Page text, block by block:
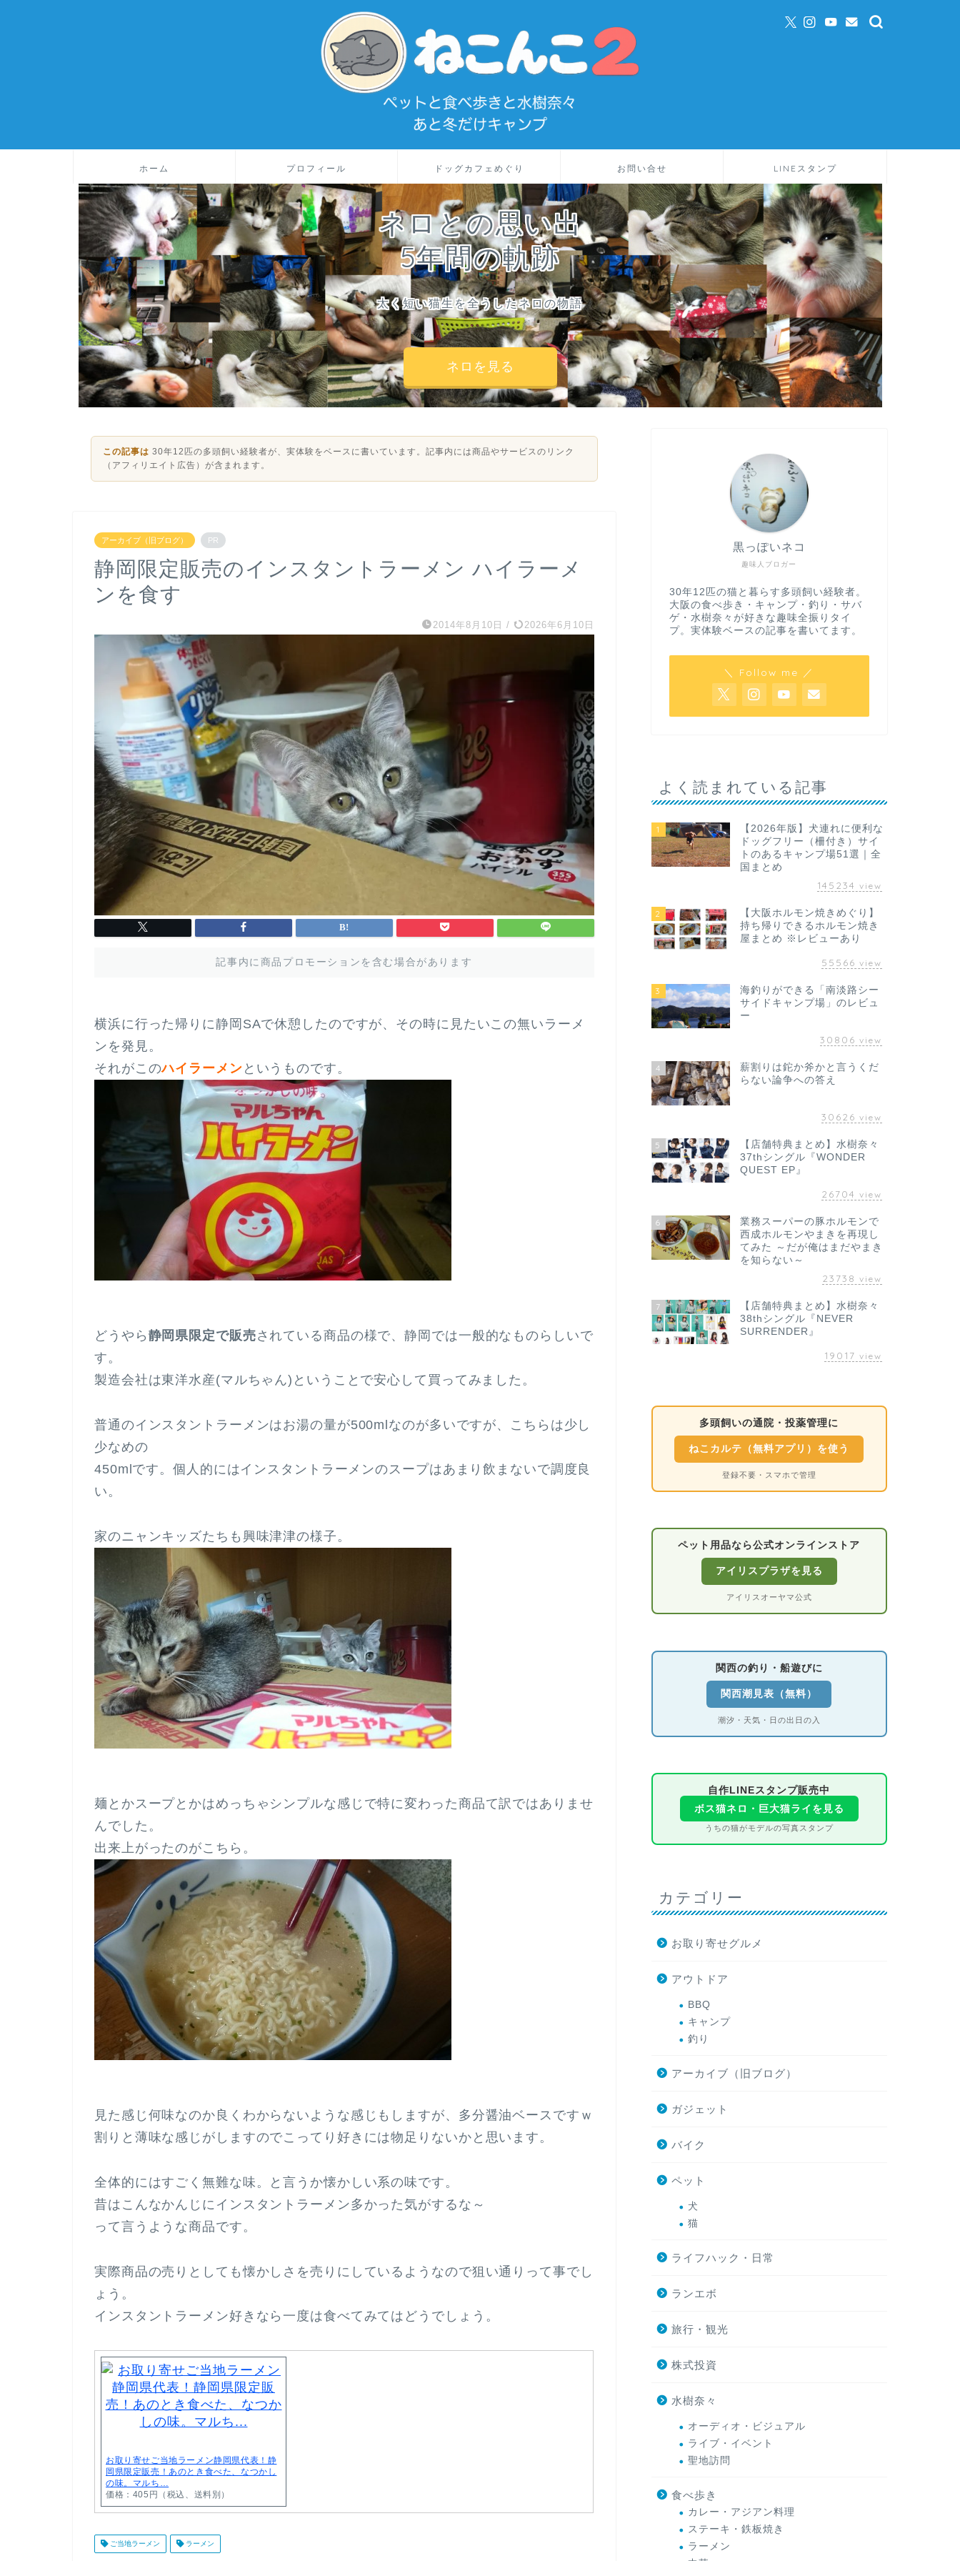
ホーム プロフィール ドッグカフェめぐり お問い合せ LINEスタンプ
ネロとの思い出
5年間の軌跡
太く短い猫生を全うしたネロの物語
ネロを見る
この記事は 30年12匹の多頭飼い経験者が、実体験をベースに書いています。記事内には商品やサービスのリンク
（アフィリエイト広告）が含まれます。
アーカイブ（旧ブログ） PR
静岡限定販売のインスタントラーメン ハイラーメ
ンを食す
2014年8月10日 / 2026年6月10日
記事内に商品プロモーションを含む場合があります
横浜に行った帰りに静岡SAで休憩したのですが、その時に見たいこの無いラーメ
ンを発見。
それがこのハイラーメン というものです。
どうやら 静岡県限定で販売されている商品の様で、静岡では一般的なものらしいで
す。
製造会社は東洋水産(マルちゃん)ということで安心して買ってみました。
普通のインスタントラーメンはお湯の量が500mlなのが多いですが、こちらは少し
少なめの
450mlです。個人的にはインスタントラーメンのスープはあまり飲まないで調度良
い。
家のニャンキッズたちも興味津津の様子。
麺とかスープとかはめっちゃシンプルな感じで特に変わった商品て訳ではありませ
んでした。
出来上がったのがこちら。
見た感じ何味なのか良くわからないような感じもしますが、多分醤油ベースですｗ
割りと薄味な感じがしますのでこってり好きには物足りないかと思います。
全体的にはすごく無難な味。と言うか懐かしい系の味です。
昔はこんなかんじにインスタントラーメン多かった気がするな～
って言うような商品です。
実際商品の売りとしても懐かしさを売りにしているようなので狙い通りって事でし
ょう。
インスタントラーメン好きなら一度は食べてみてはどうでしょう。
お取り寄せご当地ラーメン静岡県代表！静
岡県限定販売！あのとき食べた、なつかし
の味。マルち…
価格：405円（税込、送料別）
ご当地ラーメン ラーメン
趣味人ブロガー
黒っぽいネコ
30年12匹の猫と暮らす多頭飼い経験者。
大阪の食べ歩き・キャンプ・釣り・サバ
ゲ・水樹奈々が好きな趣味全振りタイ
プ。実体験ベースの記事を書いてます。
＼ Follow me ／
よく読まれている記事
1
【2026年版】犬連れに便利な
ドッグフリー（柵付き）サイ
トのあるキャンプ場51選｜全
国まとめ
145234 view
2
【大阪ホルモン焼きめぐり】
持ち帰りできるホルモン焼き
屋まとめ ※レビューあり
55566 view
3
海釣りができる「南淡路シー
サイドキャンプ場」のレビュ
ー
30806 view
4
薪割りは鉈か斧かと言うくだ
らない論争への答え
30626 view
5
【店舗特典まとめ】水樹奈々
37thシングル『WONDER
QUEST EP』
26704 view
6
業務スーパーの豚ホルモンで
西成ホルモンやまきを再現し
てみた ～だが俺はまだやまき
を知らない～
23738 view
7
【店舗特典まとめ】水樹奈々
38thシングル『NEVER
SURRENDER』
19017 view
多頭飼いの通院・投薬管理に
ねこカルテ（無料アプリ）を使う
登録不要・スマホで管理
ペット用品なら公式オンラインストア
アイリスプラザを見る
アイリスオーヤマ公式
関西の釣り・船遊びに
関西潮見表（無料）
潮汐・天気・日の出日の入
自作LINEスタンプ販売中
ボス猫ネロ・巨大猫ライを見る
うちの猫がモデルの写真スタンプ
カテゴリー
お取り寄せグルメ
アウトドア
BBQ
キャンプ
釣り
アーカイブ（旧ブログ）
ガジェット
バイク
ペット
犬
猫
ライフハック・日常
ランエボ
旅行・観光
株式投資
水樹奈々
オーディオ・ビジュアル
ライブ・イベント
聖地訪問
食べ歩き
カレー・アジアン料理
ステーキ・鉄板焼き
ラーメン